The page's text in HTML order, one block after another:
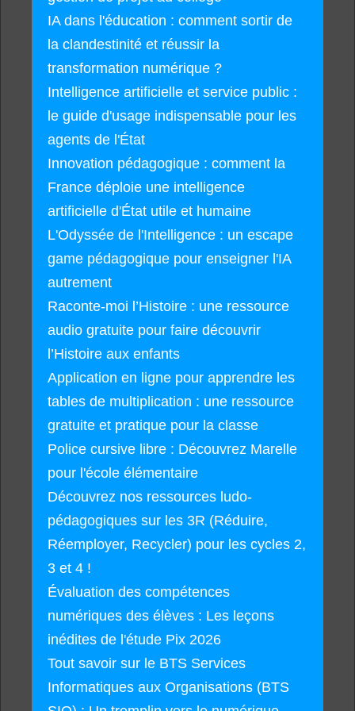
IA dans l'éducation : comment sortir de
la clandestinité et réussir la
transformation numérique ?
Intelligence artificielle et service public :
le guide d'usage indispensable pour les
agents de l'État
Innovation pédagogique : comment la
France déploie une intelligence
artificielle d'État utile et humaine
L'Odyssée de l'Intelligence : un escape
game pédagogique pour enseigner l'IA
autrement
Raconte-moi l’Histoire : une ressource
audio gratuite pour faire découvrir
l’Histoire aux enfants
Application en ligne pour apprendre les
tables de multiplication : une ressource
gratuite et pratique pour la classe
Police cursive libre : Découvrez Marelle
pour l'école élémentaire
Découvrez nos ressources ludo-
pédagogiques sur les 3R (Réduire,
Réemployer, Recycler) pour les cycles 2,
3 et 4 !
Évaluation des compétences
numériques des élèves : Les leçons
inédites de l'étude Pix 2026
Tout savoir sur le BTS Services
Informatiques aux Organisations (BTS